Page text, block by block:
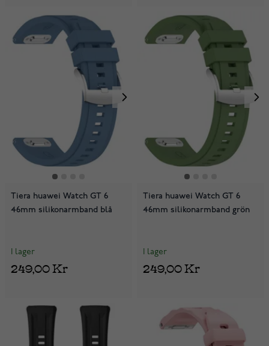
Tiera huawei Watch GT 6
46mm silikonarmband blå
I lager
249,00 Kr
Tiera huawei Watch GT 6
46mm silikonarmband grön
I lager
249,00 Kr